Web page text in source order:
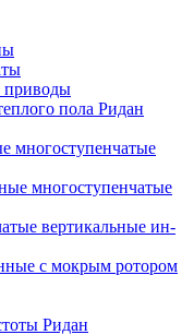
приводы
пола Ридан
многоступенчатые
многоступенчатые
вертикальные ин-
с мокрым ротором
Ридан